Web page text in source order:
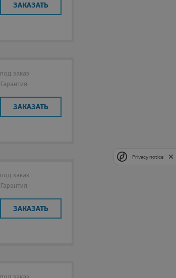
ЗАКАЗАТЬ
под заказ
Гарантия
ЗАКАЗАТЬ
под заказ
Гарантия
ЗАКАЗАТЬ
Privacy notice